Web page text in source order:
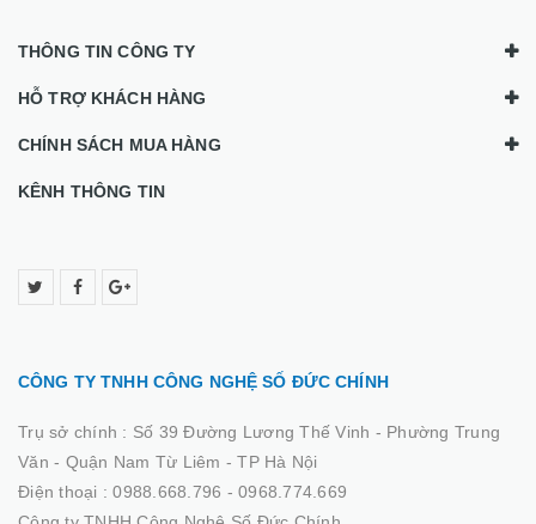
THÔNG TIN CÔNG TY
HỖ TRỢ KHÁCH HÀNG
CHÍNH SÁCH MUA HÀNG
KÊNH THÔNG TIN
CÔNG TY TNHH CÔNG NGHỆ SỐ ĐỨC CHÍNH
Trụ sở chính : Số 39 Đường Lương Thế Vinh - Phường Trung
Văn - Quận Nam Từ Liêm - TP Hà Nội
Điện thoại :0988.668.796 - 0968.774.669